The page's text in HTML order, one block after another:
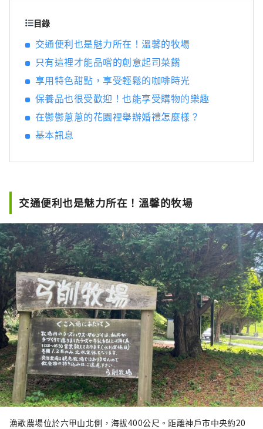
訊。
目錄
交通便利也是魅力所在！溫馨的牧場
只有這裡才能品嚐的創意起司菜餚
享用特色甜點，享受輕鬆的咖啡時光
保養品也很受歡迎！也能享受購物的樂趣
在鬱鬱蔥蔥的花園裡舉辦婚禮怎麼樣？
基本訊息
交通便利也是魅力所在！溫馨的牧場
漁歌農場位於六甲山北側，海拔400公尺。距離神戶市中央約20